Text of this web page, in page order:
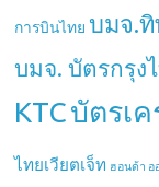
การบินไทย บมจ.
บมจ. บัตรกรุง
KTCบัตรเ
ไทยเวียตเจ็ท ฮอนด้า อ